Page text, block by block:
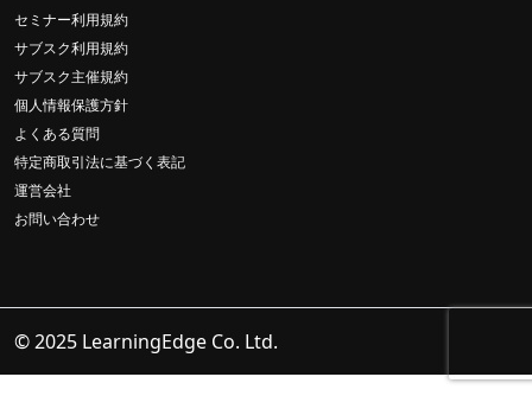
セミナー利用規約
サブスク利用規約
サブスク主催規約
個人情報保護方針
よくある質問
特定商取引法に基づく表記
運営会社
お問い合わせ
© 2025 LearningEdge Co. Ltd.